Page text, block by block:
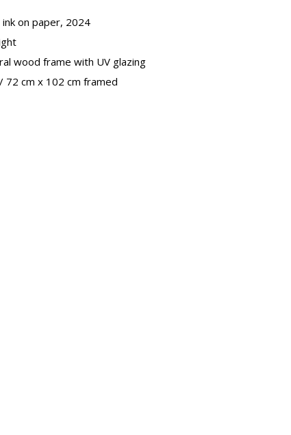
on paper, 2024
wood frame with UV glazing
72 cm x 102 cm framed